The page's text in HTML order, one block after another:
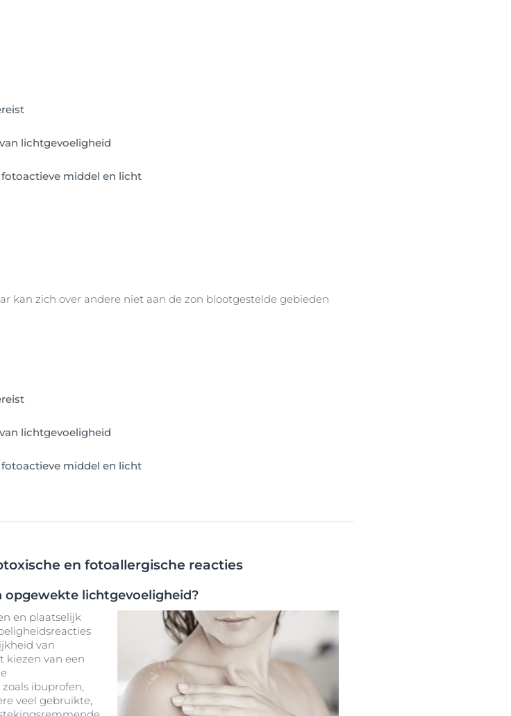
lichtgevoeligheid
middel en licht
kan zich over andere niet aan de zon blootgestelde gebieden
lichtgevoeligheid
middel en licht
en fotoallergische reacties
lichtgevoeligheid?
en plaatselijk
van
kiezen van een
ibuprofen,
veel gebruikte,